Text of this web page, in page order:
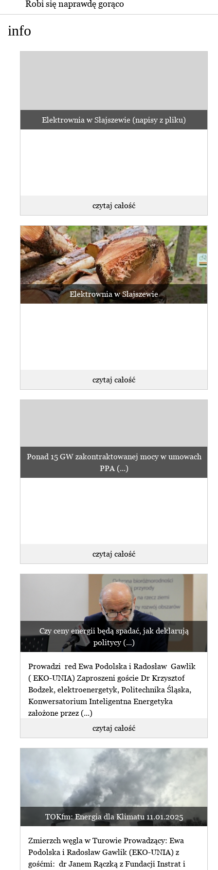
Robi się naprawdę gorąco
info
Elektrownia w Słajszewie (napisy z pliku)
czytaj całość
Elektrownia w Słajszewie
czytaj całość
Ponad 15 GW zakontraktowanej mocy w umowach
PPA (...)
czytaj całość
Czy ceny energii będą spadać, jak deklarują
politycy (...)
Prowadzi red Ewa Podolska i Radosław Gawlik
( EKO-UNIA) Zaproszeni goście Dr Krzysztof
Bodzek, elektroenergetyk, Politechnika Śląska,
Konwersatorium Inteligentna Energetyka
założone przez (...)
czytaj całość
TOKfm: Energia dla Klimatu 11.01.2025
Zmierzch węgla w Turowie Prowadzący: Ewa
Podolska i Radosław Gawlik (EKO-UNIA) z
gośćmi: dr Janem Rączką z Fundacji Instrat i